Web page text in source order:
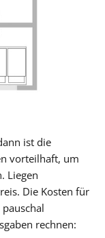
ist die
vorteilhaft, um
Liegen
Die Kosten für
rechnen: